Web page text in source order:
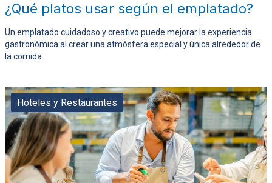
¿Qué platos usar según el emplatado?
Un emplatado cuidadoso y creativo puede mejorar la experiencia
gastronómica al crear una atmósfera especial y única alrededor de
la comida.
Hoteles y Restaurantes